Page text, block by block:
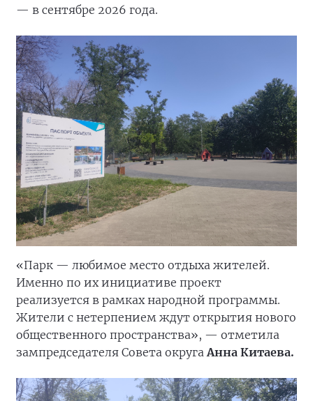
— в сентябре 2026 года.
«Парк — любимое место отдыха жителей.
Именно по их инициативе проект
реализуется в рамках народной программы.
Жители с нетерпением ждут открытия нового
общественного пространства», — отметила
зампредседателя Совета округа Анна Китаева.